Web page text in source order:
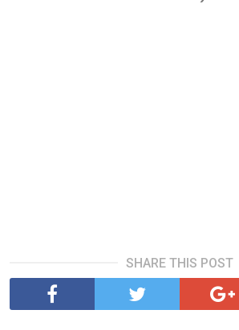
SHARE THIS POST